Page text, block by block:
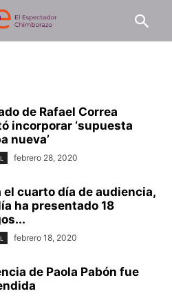
de Rafael Correa
incorporar ‘supuesta
nueva’
febrero 28, 2020
el cuarto día de audiencia,
ha presentado 18
febrero 18, 2020
de Paola Pabón fue